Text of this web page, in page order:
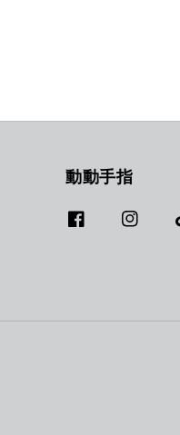
動動手指